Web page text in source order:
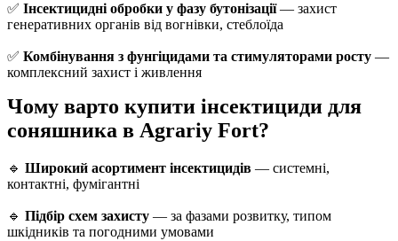
✅ Інсектицидні обробки у фазу бутонізації— захист
генеративних органів від вогнівки, стеблоїда
✅ Комбінування з фунгіцидами та стимуляторами росту —
комплексний захист і живлення
Чому варто купити інсектициди для
соняшника в Agrariy Fort?
🔹 Широкий асортимент інсектицидів — системні,
контактні, фумігантні
🔹 Підбір схем захисту — за фазами розвитку, типом
шкідників та погодними умовами